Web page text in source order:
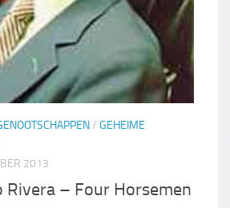
/ GEHEIME
2013
Rivera – Four Horsemen